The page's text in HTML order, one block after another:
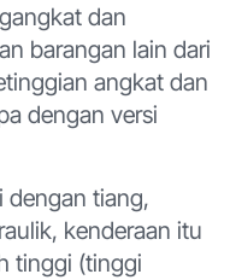
dan
barangan lain dari
angkat dan
dengan versi
dengan tiang,
kenderaan itu
tinggi (tinggi